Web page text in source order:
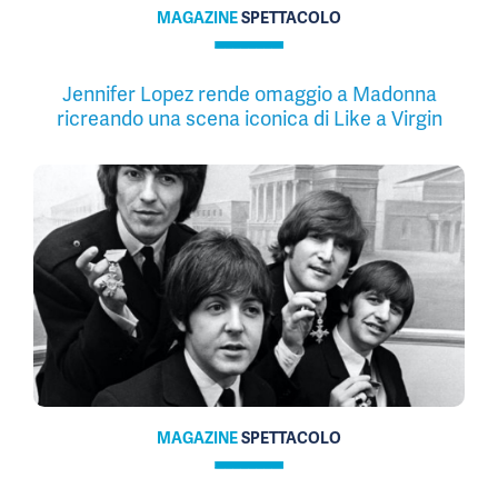
MAGAZINESPETTACOLO
Jennifer Lopez rende omaggio a Madonna
ricreando una scena iconica di Like a Virgin
MAGAZINESPETTACOLO